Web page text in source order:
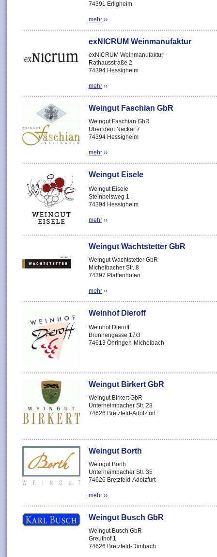
74391 Erligheim
mehr ››
exNICRUM Weinmanufaktur
exNICRUM Weinmanufaktur
Rathausstraße 2
74394 Hessigheim
mehr ››
Weingut Faschian GbR
Weingut Faschian GbR
Über dem Neckar 7
74394 Hessigheim
mehr ››
Weingut Eisele
Weingut Eisele
Steinbeisweg 1
74394 Hessigheim
mehr ››
Weingut Wachtstetter GbR
Weingut Wachtstetter GbR
Michelbacher Str. 8
74397 Pfaffenhofen
mehr ››
Weinhof Dieroff
Weinhof Dieroff
Brunnengasse 17/3
74613 Öhringen-Michelbach
Weingut Birkert GbR
Weingut Birkert GbR
Unterheimbacher Str. 28
74626 Bretzfeld-Adolzfurt
Weingut Borth
Weingut Borth
Unterheimbacher Str. 35
74626 Bretzfeld-Adolzfurt
mehr ››
Weingut Busch GbR
Weingut Busch GbR
Greuthof 1
74626 Bretzfeld-Dimbach